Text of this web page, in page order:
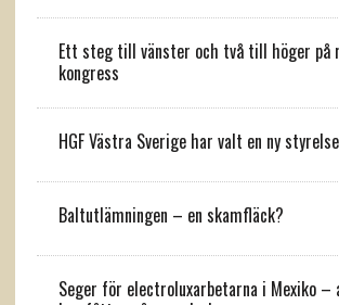
Ett steg till vänster och två till höger på
kongress
HGF Västra Sverige har valt en ny styrelse
Baltutlämningen – en skamfläck?
Seger för electroluxarbetarna i Mexiko –